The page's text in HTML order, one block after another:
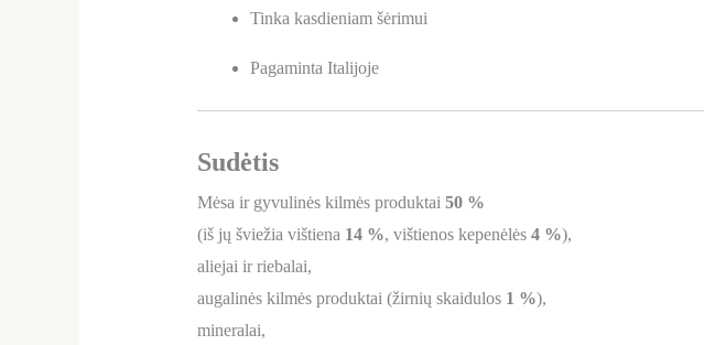
Tinka kasdieniam šėrimui
Pagaminta Italijoje
Sudėtis
Mėsa ir gyvulinės kilmės produktai 50 %
(iš jų šviežia vištiena 14 %, vištienos kepenėlės 4 %),
aliejai ir riebalai,
augalinės kilmės produktai (žirnių skaidulos 1 %),
mineralai,